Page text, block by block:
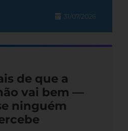
31/07/2026
de que a
vai bem —
ninguém